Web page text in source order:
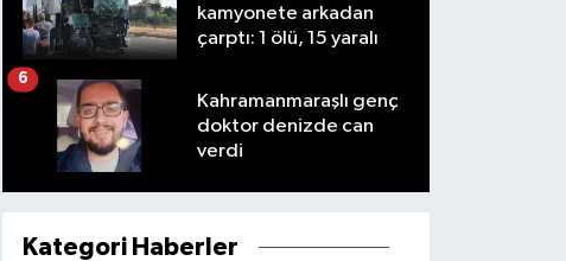
kamyonete arkadan
çarptı: 1 ölü, 15 yaralı
Kahramanmaraşlı genç
doktor denizde can
verdi
6
Kategori Haberler